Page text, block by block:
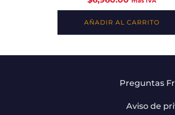
AÑADIR AL CARRITO
Preguntas
Aviso de